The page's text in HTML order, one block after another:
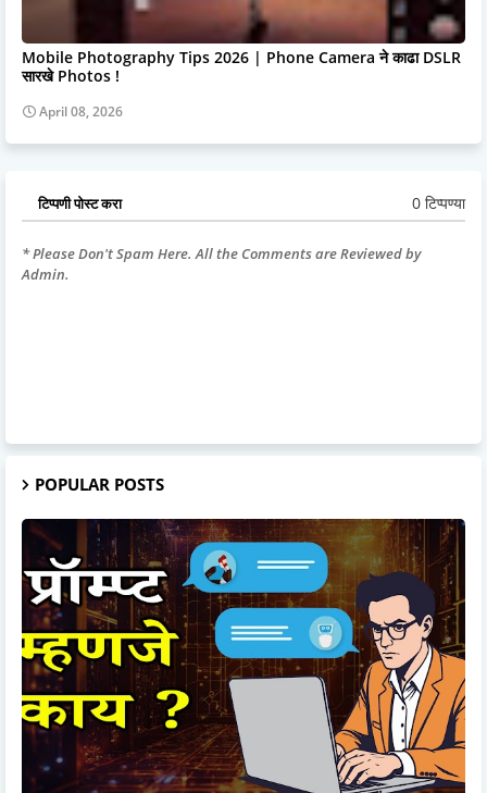
Mobile Photography Tips 2026 | Phone Camera ने काढा DSLR
सारखे Photos !
April 08, 2026
टिप्पणी पोस्ट करा 0 टिप्पण्या
* Please Don't Spam Here. All the Comments are Reviewed by
Admin.
POPULAR POSTS